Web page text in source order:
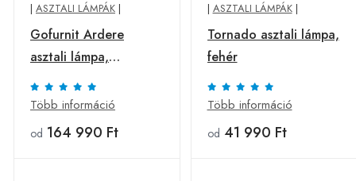
| ASZTALI LÁMPÁK |
Gofurnit Ardere
asztali lámpa,
cseresznyefa, 60 cm
Több információ
od 164 990 Ft
| ASZTALI LÁMPÁK|
Tornado asztali lámpa,
fehér
Több információ
od 41 990 Ft